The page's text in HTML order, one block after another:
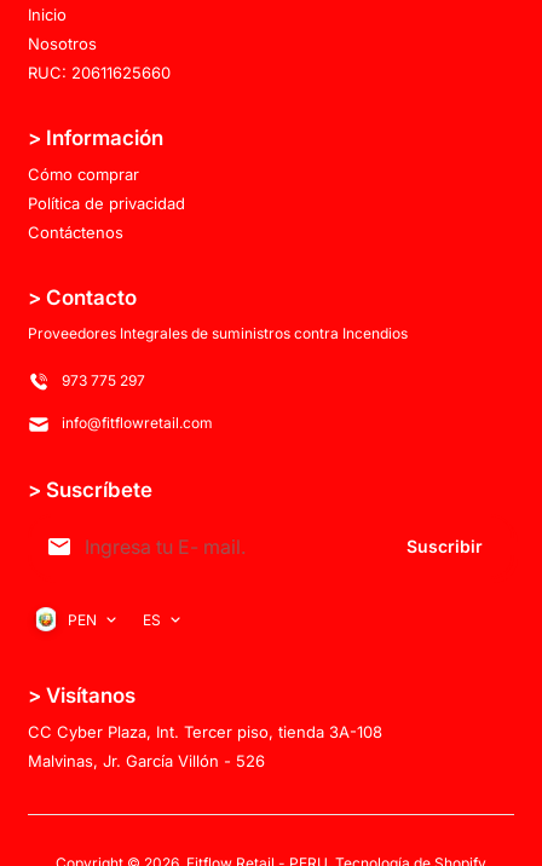
Inicio
Nosotros
RUC: 20611625660
> Información
Cómo comprar
Política de privacidad
Contáctenos
> Contacto
Proveedores Integrales de suministros contra Incendios
973 775 297
info@fitflowretail.com
> Suscríbete
Suscribir
PEN ES
> Visítanos
CC Cyber Plaza, Int. Tercer piso, tienda 3A-108
Malvinas, Jr. García Villón - 526